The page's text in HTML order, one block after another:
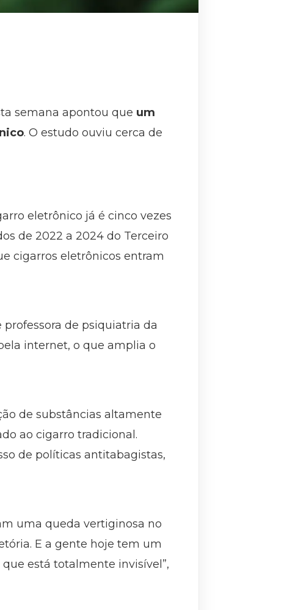
semana apontou que um
. O estudo ouviu cerca de
eletrônico já é cinco vezes
de 2022 a 2024 do Terceiro
cigarros eletrônicos entram
de psiquiatria da
internet, o que amplia o
de substâncias altamente
ao cigarro tradicional.
de políticas antitabagistas,
uma queda vertiginosa no
E a gente hoje tem um
está totalmente invisível”,